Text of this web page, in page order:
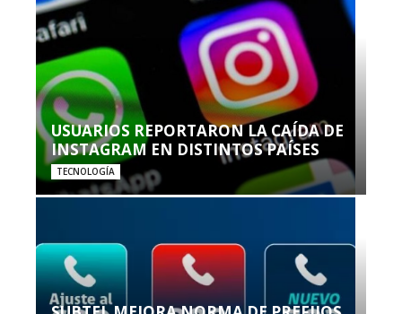
USUARIOS REPORTARON LA CAÍDA DE
INSTAGRAM EN DISTINTOS PAÍSES
TECNOLOGÍA